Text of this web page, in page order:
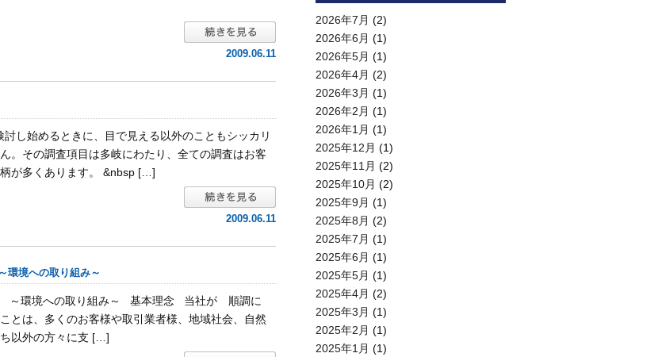
2009.06.11
し始めるときに、目で見える以外のこともシッカリ
。その調査項目は多岐にわたり、全ての調査はお客
が多くあります。 &nbsp […]
2009.06.11
環境への取り組み～
～環境への取り組み～ 基本理念 当社が 順調に
とは、多くのお客様や取引業者様、地域社会、自然
以外の方々に支 […]
2026年7月 (2)
2026年6月 (1)
2026年5月 (1)
2026年4月 (2)
2026年3月 (1)
2026年2月 (1)
2026年1月 (1)
2025年12月 (1)
2025年11月 (2)
2025年10月 (2)
2025年9月 (1)
2025年8月 (2)
2025年7月 (1)
2025年6月 (1)
2025年5月 (1)
2025年4月 (2)
2025年3月 (1)
2025年2月 (1)
2025年1月 (1)